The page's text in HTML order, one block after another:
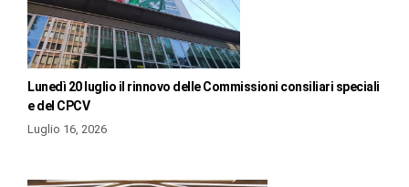
Lunedì 20 luglio il rinnovo delle Commissioni consiliari speciali
e del CPCV
Luglio 16, 2026